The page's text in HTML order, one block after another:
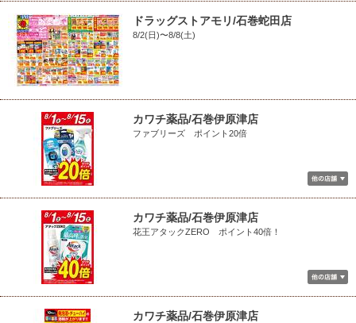
ドラッグストアモリ/石巻蛇田店
8/2(日)〜8/8(土)
カワチ薬品/石巻伊原津店
ファブリーズ ポイント20倍
カワチ薬品/石巻伊原津店
花王アタックZERO ポイント40倍！
カワチ薬品/石巻伊原津店